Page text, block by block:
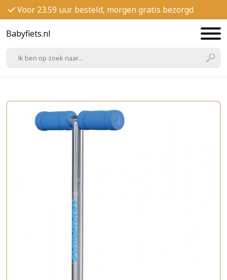
Voor 23.59 uur besteld, morgen gratis bezorgd
Babyfiets.nl